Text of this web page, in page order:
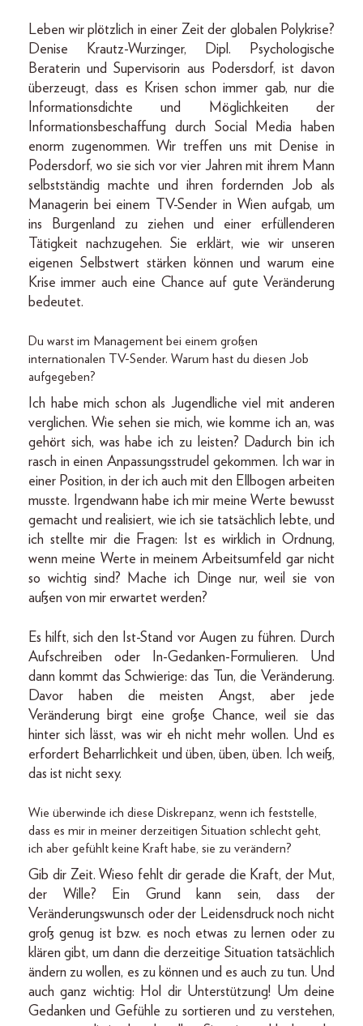
Leben wir plötzlich in einer Zeit der globalen Polykrise?
Denise Krautz-Wurzinger, Dipl. Psychologische
Beraterin und Supervisorin aus Podersdorf, ist davon
überzeugt, dass es Krisen schon immer gab, nur die
Informationsdichte und Möglichkeiten der
Informationsbeschaffung durch Social Media haben
enorm zugenommen. Wir treffen uns mit Denise in
Po­ders­dorf, wo sie sich vor vier Jahren mit ihrem Mann
selbstständig machte und ihren fordernden Job als
Managerin bei einem TV-Sender in Wien aufgab, um
ins Burgenland zu ziehen und einer erfüllenderen
Tätigkeit nachzugehen. Sie erklärt, wie wir unseren
eigenen Selbstwert stärken können und warum eine
Krise immer auch eine Chance auf gute Veränderung
bedeutet.
Du warst im Management bei einem großen
internationalen TV-Sender. Warum hast du diesen Job
aufgegeben?
Ich habe mich schon als Jugendliche viel mit anderen
verglichen. Wie sehen sie mich, wie komme ich an, was
gehört sich, was habe ich zu leisten? Dadurch bin ich
rasch in einen Anpassungsstrudel gekommen. Ich war in
einer Position, in der ich auch mit den Ellbogen arbeiten
musste. Irgendwann habe ich mir meine Werte bewusst
gemacht und realisiert, wie ich sie tatsächlich lebte, und
ich stellte mir die Fragen: Ist es wirklich in Ordnung,
wenn meine Werte in meinem Arbeitsumfeld gar nicht
so wichtig sind? Mache ich Dinge nur, weil sie von
außen von mir erwartet werden?
Es hilft, sich den Ist-Stand vor Augen zu führen. Durch
Aufschreiben oder In-Gedanken-Formulieren. Und
dann kommt das Schwierige: das Tun, die Veränderung.
Davor haben die meisten Angst, aber jede
Veränderung birgt eine große Chance, weil sie das
hinter sich lässt, was wir eh nicht mehr wollen. Und es
erfordert Beharrlichkeit und üben, üben, üben. Ich weiß,
das ist nicht sexy.
Wie überwinde ich diese Diskrepanz, wenn ich feststelle,
dass es mir in meiner derzeitigen Situation schlecht geht,
ich aber gefühlt keine Kraft habe, sie zu verändern?
Gib dir Zeit. Wieso fehlt dir gerade die Kraft, der Mut,
der Wille? Ein Grund kann sein, dass der
Veränderungswunsch oder der Leidensdruck noch nicht
groß genug ist bzw. es noch etwas zu lernen oder zu
klären gibt, um dann die derzeitige Situation tatsächlich
ändern zu wollen, es zu können und es auch zu tun. Und
auch ganz wichtig: Hol dir Unterstützung! Um deine
Gedanken und Gefühle zu sortieren und zu verstehen,